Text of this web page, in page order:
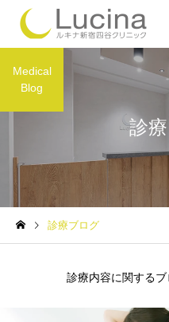
ミラドライ
ルメッカ
診
Medical
Blog
診療ブログ
診療内容に関するブ